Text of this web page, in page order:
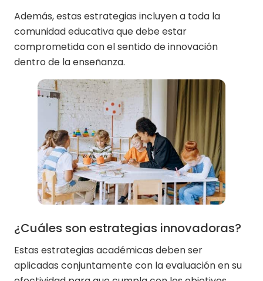
Además, estas estrategias incluyen a toda la
comunidad educativa que debe estar
comprometida con el sentido de innovación
dentro de la enseñanza.
¿Cuáles son estrategias innovadoras?
Estas estrategias académicas deben ser
aplicadas conjuntamente con la evaluación en su